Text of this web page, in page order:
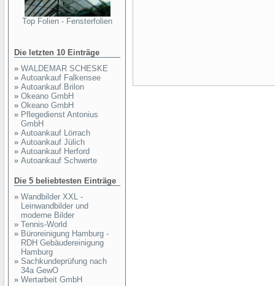
Top Folien - Fensterfolien
Die letzten 10 Einträge
» WALDEMAR SCHESKE
» Autoankauf Falkensee
» Autoankauf Brilon
» Okeano GmbH
» Okeano GmbH
» Pflegedienst Antonius
GmbH
» Autoankauf Lörrach
» Autoankauf Jülich
» Autoankauf Herford
» Autoankauf Schwerte
Die 5 beliebtesten Einträge
» Wandbilder XXL -
Leinwandbilder und
moderne Bilder
» Tennis-World
» Büroreinigung Hamburg -
RDH Gebäudereinigung
Hamburg
» Sachkundeprüfung nach
34a GewO
» Wertarbeit GmbH